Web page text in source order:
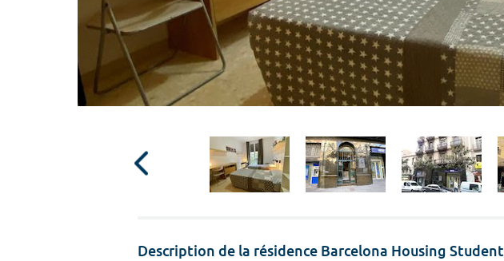
Description de la résidence Barcelona Housing Student